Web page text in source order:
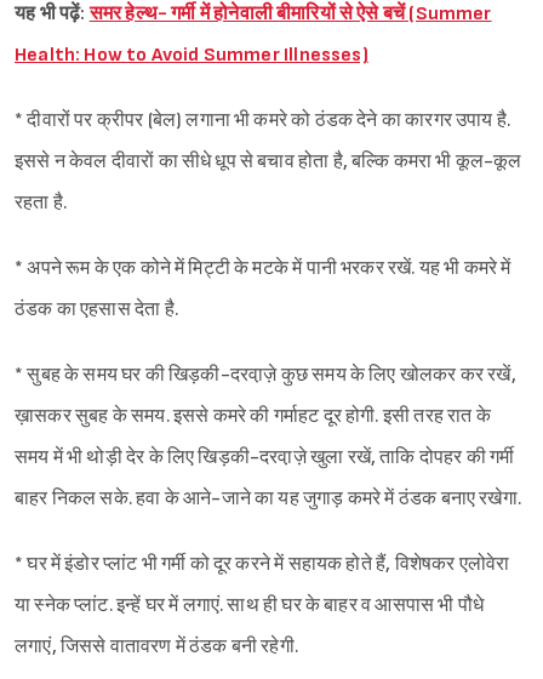
यह भी पढ़ें:समर हेल्थ- गर्मी में होनेवाली बीमारियों से ऐसे बचें (Summer
Health: How to Avoid Summer Illnesses)
* दीवारों पर क्रीपर (बेल) लगाना भी कमरे को ठंडक देने का कारगर उपाय है.
इससे न केवल दीवारों का सीधे धूप से बचाव होता है, बल्कि कमरा भी कूल-कूल
रहता है.
* अपने रूम के एक कोने में मिट्टी के मटके में पानी भरकर रखें. यह भी कमरे में
ठंडक का एहसास देता है.
* सुबह के समय घर की खिड़की-दरवा़ज़े कुछ समय के लिए खोलकर कर रखें,
ख़ासकर सुबह के समय. इससे कमरे की गर्माहट दूर होगी. इसी तरह रात के
समय में भी थोड़ी देर के लिए खिड़की-दरवा़ज़े खुला रखें, ताकि दोपहर की गर्मी
बाहर निकल सके. हवा के आने-जाने का यह जुगाड़ कमरे में ठंडक बनाए रखेगा.
* घर में इंडोर प्लांट भी गर्मी को दूर करने में सहायक होते हैं, विशेषकर एलोवेरा
या स्नेक प्लांट. इन्हें घर में लगाएं. साथ ही घर के बाहर व आसपास भी पौधे
लगाएं, जिससे वातावरण में ठंडक बनी रहेगी.